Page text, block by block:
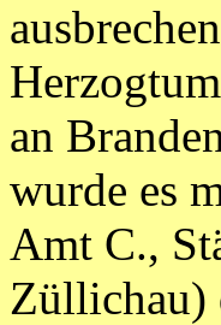
an
wurde es
Amt C.,
Züllichau)